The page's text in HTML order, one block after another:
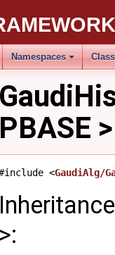
Namespaces
PBASE
<GaudiAlg/
>: